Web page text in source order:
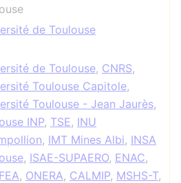
de Toulouse
de Toulouse, CNRS,
Toulouse Capitole,
Toulouse - Jean Jaurès,
INP, TSE, INU
, IMT Mines Albi, INSA
, ISAE-SUPAERO, ENAC,
, ONERA, CALMIP, MSHS-T,